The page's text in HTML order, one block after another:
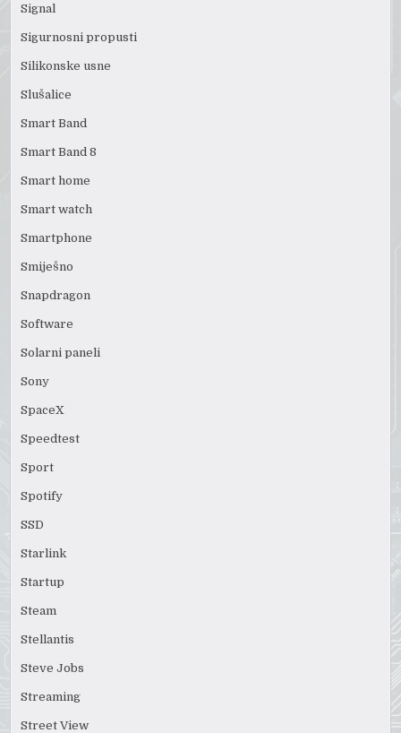
Signal
Sigurnosni propusti
Silikonske usne
Slušalice
Smart Band
Smart Band 8
Smart home
Smart watch
Smartphone
Smiješno
Snapdragon
Software
Solarni paneli
Sony
SpaceX
Speedtest
Sport
Spotify
SSD
Starlink
Startup
Steam
Stellantis
Steve Jobs
Streaming
Street View